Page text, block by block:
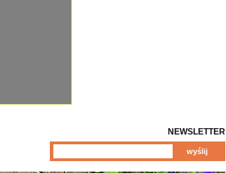
NEWSLETTER